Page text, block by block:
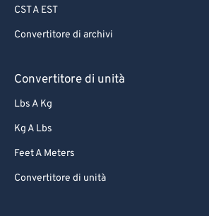
CST A EST
Convertitore di archivi
Convertitore di unità
Lbs A Kg
Kg A Lbs
Feet A Meters
Convertitore di unità